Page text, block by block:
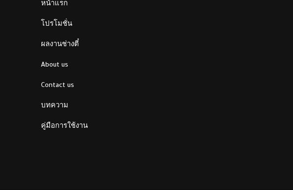
หน้าแรก
โปรโมชั่น
ผลงานช่างตี๋
About us
Contact us
บทความ
คู่มือการใช้งาน